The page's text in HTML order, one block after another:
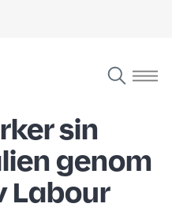
sin
genom
Labour